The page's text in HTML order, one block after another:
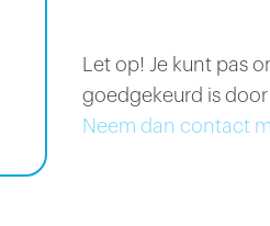
Let op! Je kunt pas
goedgekeurd is
Neem dan contact